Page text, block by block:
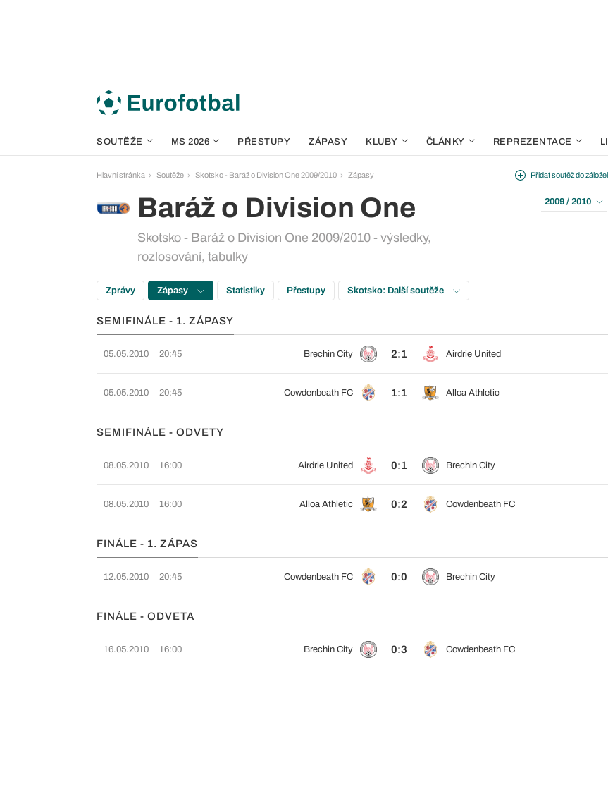
SOUTĚŽE MS 2026 PŘESTUPY ZÁPASY KLUBY ČLÁNKY REPREZENTACE
Hlavní stránka Soutěže Skotsko - Baráž o Division One 2009/2010 Zápasy
Baráž o Division One
Skotsko - Baráž o Division One 2009/2010 - výsledky,
rozlosování, tabulky
Přidat soutěž do
2009 / 2010
Zprávy Zápasy Statistiky Přestupy Skotsko: Další soutěže
SEMIFINÁLE - 1. ZÁPASY
05.05.2010 20:45 Brechin City 2:1 Airdrie United
05.05.2010 20:45 Cowdenbeath FC 1:1 Alloa Athletic
SEMIFINÁLE - ODVETY
08.05.2010 16:00 Airdrie United 0:1 Brechin City
08.05.2010 16:00 Alloa Athletic 0:2 Cowdenbeath FC
FINÁLE - 1. ZÁPAS
12.05.2010 20:45 Cowdenbeath FC 0:0 Brechin City
FINÁLE - ODVETA
16.05.2010 16:00 Brechin City 0:3 Cowdenbeath FC